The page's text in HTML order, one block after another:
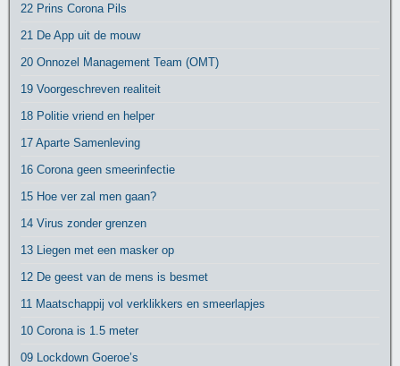
22 Prins Corona Pils
21 De App uit de mouw
20 Onnozel Management Team (OMT)
19 Voorgeschreven realiteit
18 Politie vriend en helper
17 Aparte Samenleving
16 Corona geen smeerinfectie
15 Hoe ver zal men gaan?
14 Virus zonder grenzen
13 Liegen met een masker op
12 De geest van de mens is besmet
11 Maatschappij vol verklikkers en smeerlapjes
10 Corona is 1.5 meter
09 Lockdown Goeroe’s